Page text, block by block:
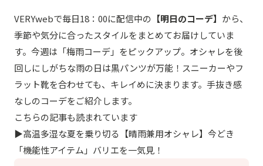
VERYwebで毎日18：00に配信中の 【明日のコーデ】 から、
季節や気分に合ったスタイルをまとめてお届けしていま
す。今週は「梅雨コーデ」をピックアップ。オシャレを後
回しにしがちな雨の日は黒パンツが万能！スニーカーやフ
ラット靴を合わせても、キレイめに決まります。手抜き感
なしのコーデをご紹介します。
こちらの記事も読まれています
▶︎高温多湿な夏を乗り切る【晴雨兼用オシャレ】今どき
「機能性アイテム」バリエを一気見！